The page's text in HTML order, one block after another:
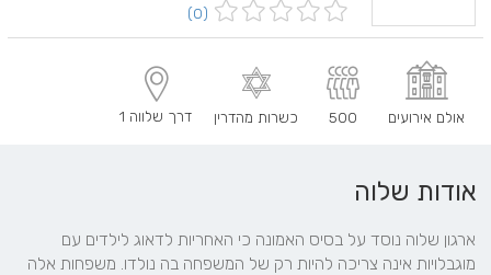
(0)
אולם אירועים 500 כשרות מהדרין דרך שלווה 1
אודות שלוה